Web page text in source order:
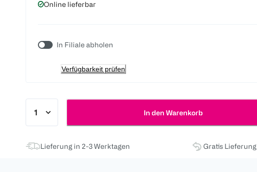
Online lieferbar
In Filiale abholen
Verfügbarkeit prüfen
In den Warenkorb
Lieferung in 2-3 Werktagen Gratis